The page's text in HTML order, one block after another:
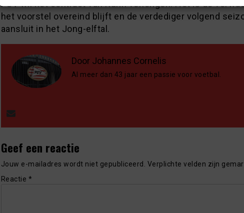
PSV wil het contract van Kuhn verlengen. Het is de
het voorstel overeind blijft en de verdediger volgend
aansluit in het Jong-elftal.
Door Johannes Cornelis
Al meer dan 43 jaar een passie voor voetbal.
Geef een reactie
Jouw e-mailadres wordt niet gepubliceerd. Verplichte velden zijn
Reactie *